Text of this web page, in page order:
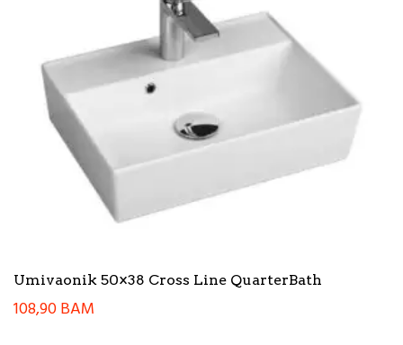
Umivaonik 50×38 Cross Line QuarterBath
108,90BAM